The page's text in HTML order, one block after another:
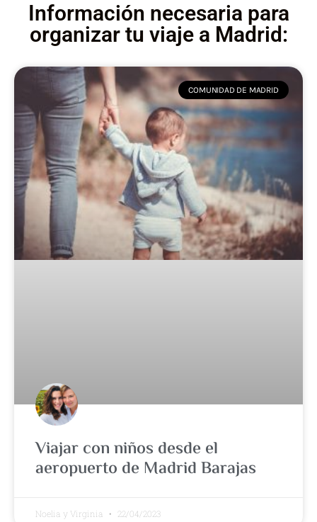
Información necesaria para
organizar tu viaje a Madrid:
COMUNIDAD DE MADRID
Viajar con niños desde el
aeropuerto de Madrid Barajas
Noelia y Virginia 22/04/2023